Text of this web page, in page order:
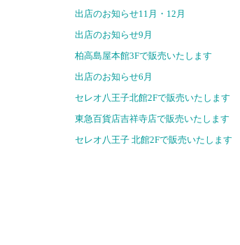
出店のお知らせ11月・12月
出店のお知らせ9月
柏高島屋本館3Fで販売いたします
出店のお知らせ6月
セレオ八王子北館2Fで販売いたします
東急百貨店吉祥寺店で販売いたします
セレオ八王子 北館2Fで販売いたします